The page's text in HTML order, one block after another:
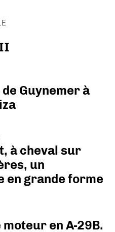
de Guynemer à
à cheval sur
un
en grande forme
moteur en A-29B.